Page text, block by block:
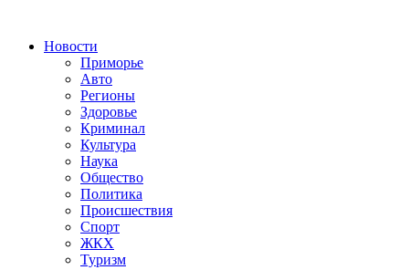
Новости
Приморье
Авто
Регионы
Здоровье
Криминал
Культура
Наука
Общество
Политика
Происшествия
Спорт
ЖКХ
Туризм